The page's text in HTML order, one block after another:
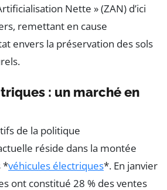
Nette » (ZAN) d’ici
remettant en cause
envers la préservation des sols
: un marché en
de la politique
réside dans la montée
*véhicules électriques*. En janvier
ont constitué 28 % des ventes